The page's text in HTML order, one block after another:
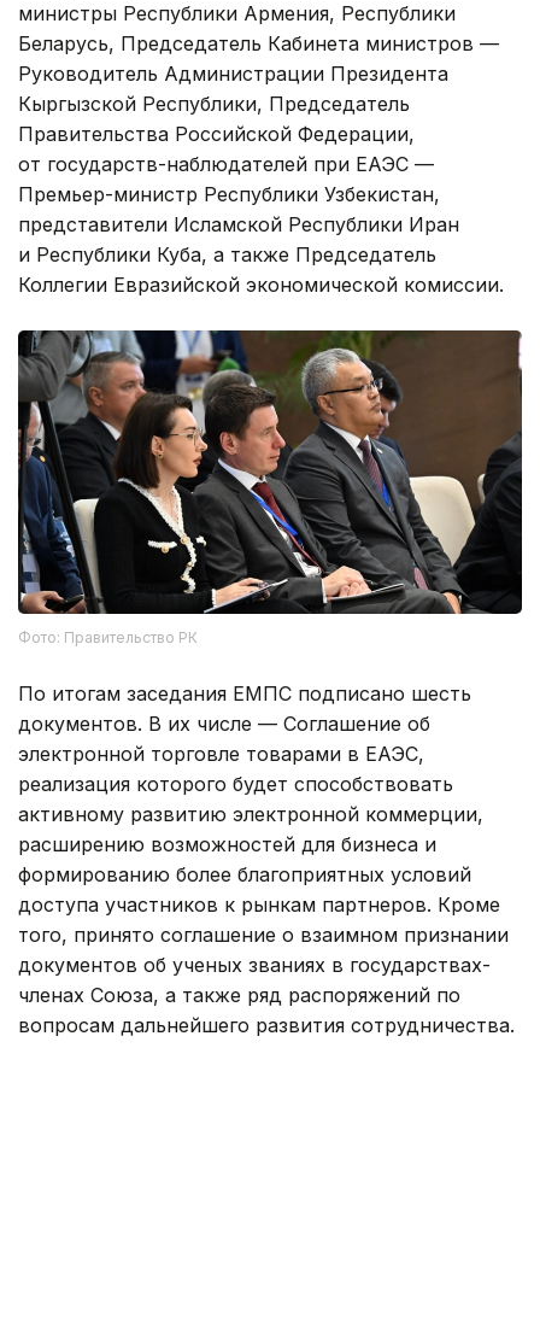
министры Республики Армения, Республики
Беларусь, Председатель Кабинета министров —
Руководитель Администрации Президента
Кыргызской Республики, Председатель
Правительства Российской Федерации,
от государств-наблюдателей при ЕАЭС —
Премьер-министр Республики Узбекистан,
представители Исламской Республики Иран
и Республики Куба, а также Председатель
Коллегии Евразийской экономической комиссии.
Фото: Правительство РК
По итогам заседания ЕМПС подписано шесть
документов. В их числе — Соглашение об
электронной торговле товарами в ЕАЭС,
реализация которого будет способствовать
активному развитию электронной коммерции,
расширению возможностей для бизнеса и
формированию более благоприятных условий
доступа участников к рынкам партнеров. Кроме
того, принято соглашение о взаимном признании
документов об ученых званиях в государствах-
членах Союза, а также ряд распоряжений по
вопросам дальнейшего развития сотрудничества.